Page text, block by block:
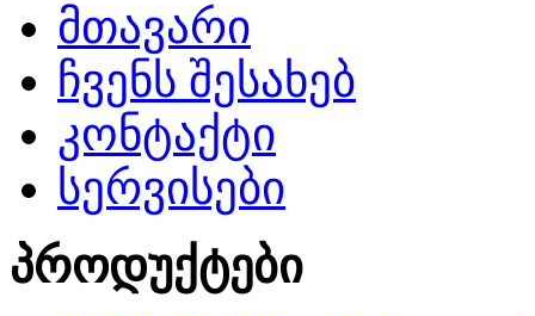
მთავარი
ჩვენს შესახებ
კონტაქტი
სერვისები
პროდუქტები